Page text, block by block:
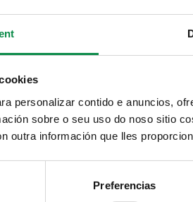
personalizar contido e anuncios,
sobre o seu uso do noso sitio
outra información que lles
Preferencias
acadar quea maior parte da
desprazamentos, para dese xeito
as persoas traballadoras que
o dereito á retribución que
e complementos salariais.
horas non traballadas, podendo
as persoas ás que non se lle
que se consideranESENCIAIS, das cales,
alarma para a xestión da situación